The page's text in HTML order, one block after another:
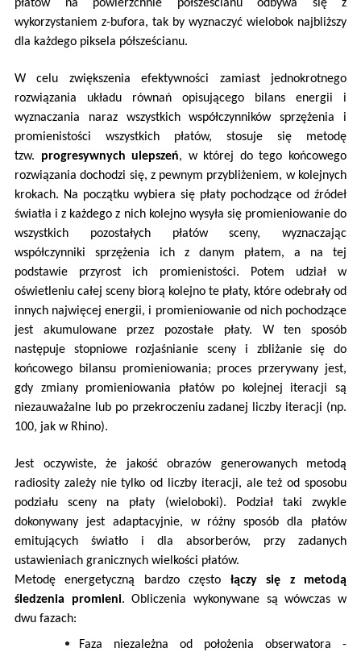
płatów na powierzchnie półsześcianu odbywa się z
wykorzystaniem z-bufora, tak by wyznaczyć wielobok najbliższy
dla każdego piksela półsześcianu.
W celu zwiększenia efektywności zamiast jednokrotnego
rozwiązania układu równań opisującego bilans energii i
wyznaczania naraz wszystkich współczynników sprzężenia i
promienistości wszystkich płatów, stosuje się metodę
tzw. progresywnych ulepszeń, w której do tego końcowego
rozwiązania dochodzi się, z pewnym przybliżeniem, w kolejnych
krokach. Na początku wybiera się płaty pochodzące od źródeł
światła i z każdego z nich kolejno wysyła się promieniowanie do
wszystkich pozostałych płatów sceny, wyznaczając
współczynniki sprzężenia ich z danym płatem, a na tej
podstawie przyrost ich promienistości. Potem udział w
oświetleniu całej sceny biorą kolejno te płaty, które odebrały od
innych najwięcej energii, i promieniowanie od nich pochodzące
jest akumulowane przez pozostałe płaty. W ten sposób
następuje stopniowe rozjaśnianie sceny i zbliżanie się do
końcowego bilansu promieniowania; proces przerywany jest,
gdy zmiany promieniowania płatów po kolejnej iteracji są
niezauważalne lub po przekroczeniu zadanej liczby iteracji (np.
100, jak w Rhino).
Jest oczywiste, że jakość obrazów generowanych metodą
radiosity zależy nie tylko od liczby iteracji, ale też od sposobu
podziału sceny na płaty (wieloboki). Podział taki zwykle
dokonywany jest adaptacyjnie, w różny sposób dla płatów
emitujących światło i dla absorberów, przy zadanych
ustawieniach granicznych wielkości płatów.
Metodę energetyczną bardzo często łączy się z metodą
śledzenia promieni. Obliczenia wykonywane są wówczas w
dwu fazach:
Faza niezależna od położenia obserwatora -